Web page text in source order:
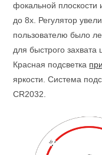
фокальной плоскости
до 8x. Регулятор
пользователю было
для быстрого захвата
Красная подсветка
яркости. Система
CR2032.